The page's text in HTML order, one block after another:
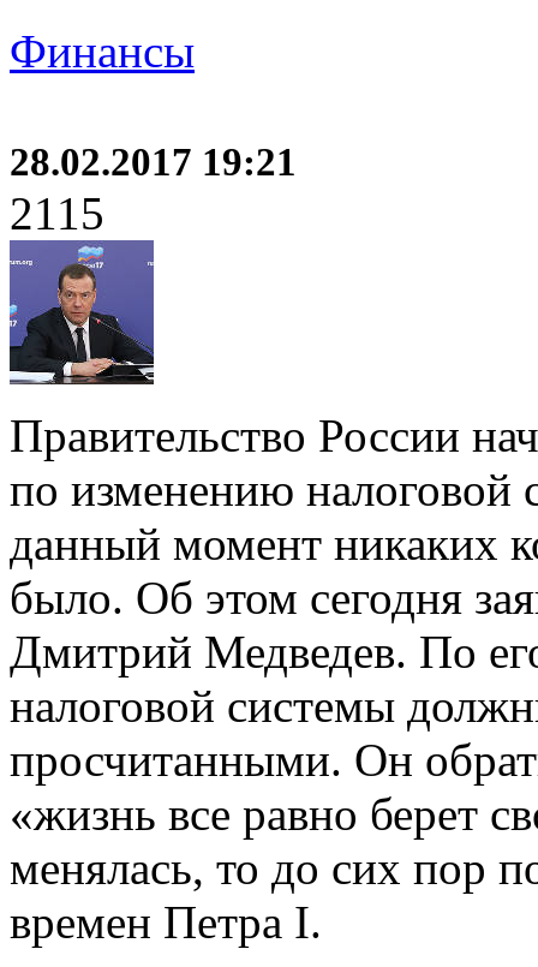
Финансы
28.02.2017 19:21
2115
Правительство России
по изменению налоговой
данный момент никаких
было. Об этом сегодня
Дмитрий Медведев. По
налоговой системы
просчитанными. Он
«жизнь все равно берет
менялась, то до сих пор
времен Петра I.